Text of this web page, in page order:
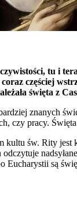
tu i
częściej
święta z
znanych
czy pracy.
kultu św. Rity jest
odczytuje
Eucharystii są